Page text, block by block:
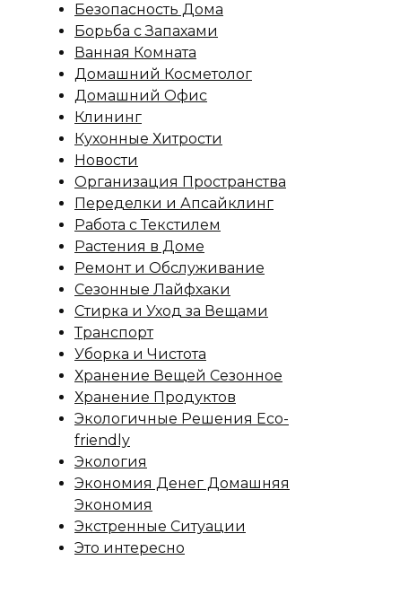
Безопасность Дома
Борьба с Запахами
Ванная Комната
Домашний Косметолог
Домашний Офис
Клининг
Кухонные Хитрости
Новости
Организация Пространства
Переделки и Апсайклинг
Работа с Текстилем
Растения в Доме
Ремонт и Обслуживание
Сезонные Лайфхаки
Стирка и Уход за Вещами
Транспорт
Уборка и Чистота
Хранение Вещей Сезонное
Хранение Продуктов
Экологичные Решения Eco-
friendly
Экология
Экономия Денег Домашняя
Экономия
Экстренные Ситуации
Это интересно